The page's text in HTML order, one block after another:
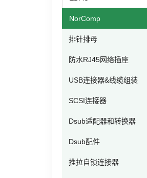
NorComp
排针排母
防水RJ45网络插座
USB连接器&线缆组装
SCSI连接器
Dsub适配器和转换器
Dsub配件
推拉自锁连接器